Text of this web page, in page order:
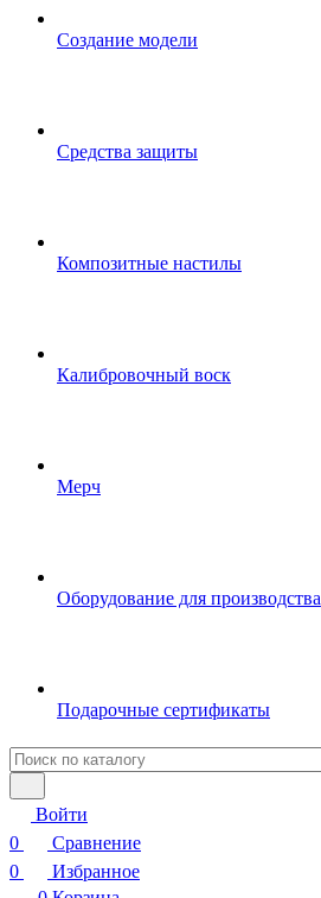
Создание модели
Средства защиты
Композитные настилы
Калибровочный воск
Мерч
Оборудование для производства
Подарочные сертификаты
Войти
0
Сравнение
0
Избранное